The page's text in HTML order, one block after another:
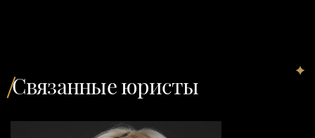
Связанные юристы